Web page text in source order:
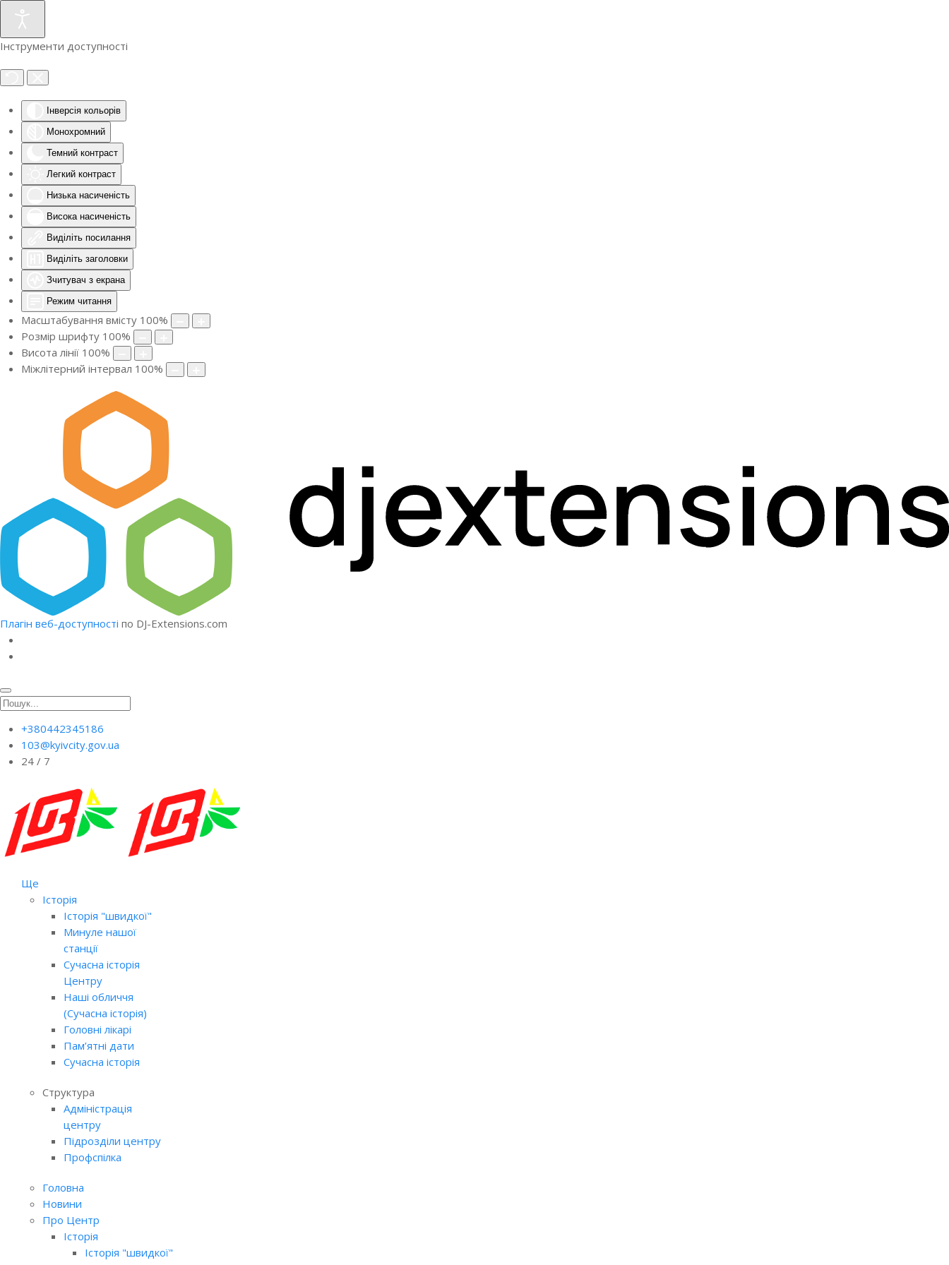
Інструменти доступності
Інверсія кольорів
Монохромний
Темний контраст
Легкий контраст
Низька насиченість
Висока насиченість
Виділіть посилання
Виділіть заголовки
Зчитувач з екрана
Режим читання
Масштабування вмісту 100%
Розмір шрифту 100%
Висота лінії 100%
Міжлітерний інтервал 100%
Плагін веб-доступності по DJ-Extensions.com
+380442345186
103@kyivcity.gov.ua
24 / 7
Ще
Історія
Історія "швидкої"
Минуле нашої
станції
Сучасна історія
Центру
Наші обличчя
(Сучасна історія)
Головні лікарі
Пам’ятні дати
Сучасна історія
Структура
Адміністрація
центру
Підрозділи центру
Профспілка
Головна
Новини
Про Центр
Історія
Історія "швидкої"